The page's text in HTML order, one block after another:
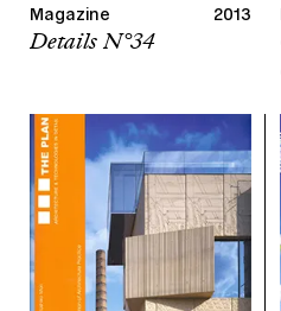
Magazine 2013
Details N°34